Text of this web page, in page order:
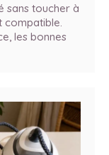
sans toucher à
compatible.
les bonnes